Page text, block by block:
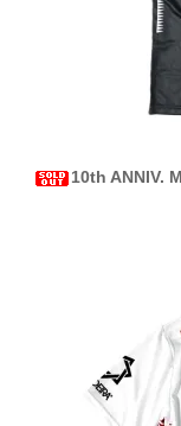
10th ANNIV.